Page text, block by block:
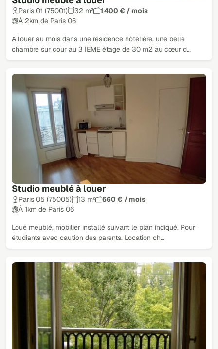
Paris 01 (75001) 32 m²
1 400 € / mois
À 2km de Paris 06
A louer au mois dans une résidence hôtelière, une belle
chambre sur cour au 3 IEME étage de 30 m2 au cœur d…
Studio meublé à louer
Paris 05 (75005) 13 m²
660 € / mois
À 1km de Paris 06
Loué meublé, mobilier installé suivant le plan indiqué. Pour
étudiants avec caution des parents. Location ch…